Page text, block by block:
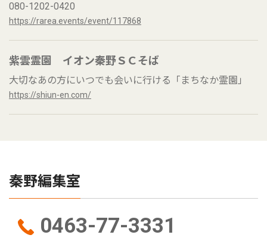
080-1202-0420
https://rarea.events/event/117868
紫雲霊園 イオン秦野ＳＣそば
大切なあの方にいつでも会いに行ける「まちなか霊園」
https://shiun-en.com/
秦野編集室
0463-77-3331